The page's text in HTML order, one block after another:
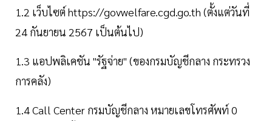
1.2 เว็บไซต์ https://govwelfare.cgd.go.th (ตั้งแต่วันที่
24 กันยายน 2567 เป็นต้นไป)
1.3 แอปพลิเคชัน "รัฐจ่าย" (ของกรมบัญชีกลาง กระทรวง
การคลัง)
1.4 Call Center กรมบัญชีกลาง หมายเลขโทรศัพท์ 0